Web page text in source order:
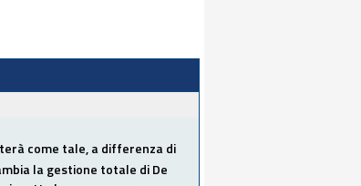
come tale, a differenza di
la gestione totale di De